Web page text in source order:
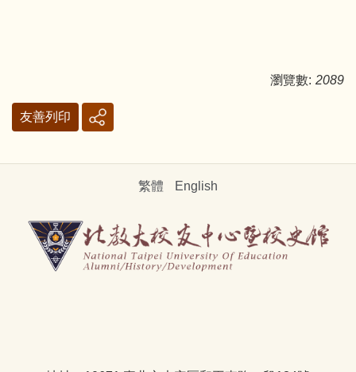
瀏覽數: 2089
友善列印
繁體 English